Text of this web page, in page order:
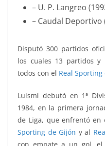
– U. P. Langreo
– Caudal Deportivo
Disputó 300 partidos
los cuales 13 partidos y
todos con el Real Sporting
Luismi debutó en 1ª
1984, en la primera
de Liga, que enfrentóen
Sporting de Gijón y al